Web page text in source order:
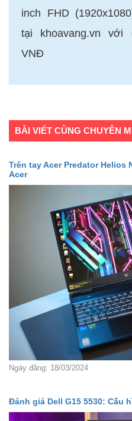
inch FHD
tại khoavang.vn với
VNĐ
BÀI VIẾT CÙNG CHUYÊN
Trên tay Acer Predator Helios
Acer
Ngày đăng: 18/03/2024
Đánh giá Dell G15 5530: Cấu